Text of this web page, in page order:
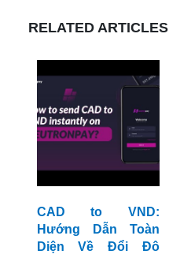
RELATED ARTICLES
CAD to VND:
Hướng Dẫn Toàn
Diện Về Đổi Đô